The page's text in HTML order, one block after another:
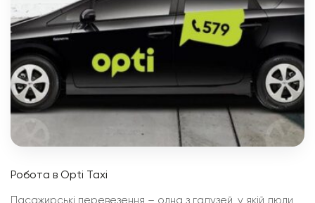
Робота в Opti Taxi
Пасажирські перевезення – одна з галузей, у якій люди